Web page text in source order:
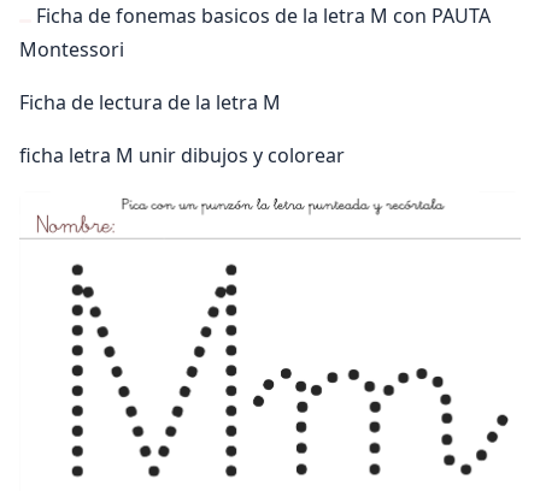
Ficha de fonemas basicos de la letra M con PAUTA
Montessori
Ficha de lectura de la letra M
ficha letra M unir dibujos y colorear